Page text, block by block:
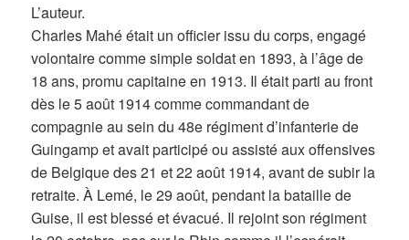
L’auteur.
Charles Mahé était un officier issu du corps, engagé
volontaire comme simple soldat en 1893, à l’âge de
18 ans, promu capitaine en 1913. Il était parti au front
dès le 5 août 1914 comme commandant de
compagnie au sein du 48e régiment d’infanterie de
Guingamp et avait participé ou assisté aux offensives
de Belgique des 21 et 22 août 1914, avant de subir la
retraite. À Lemé, le 29 août, pendant la bataille de
Guise, il est blessé et évacué. Il rejoint son régiment